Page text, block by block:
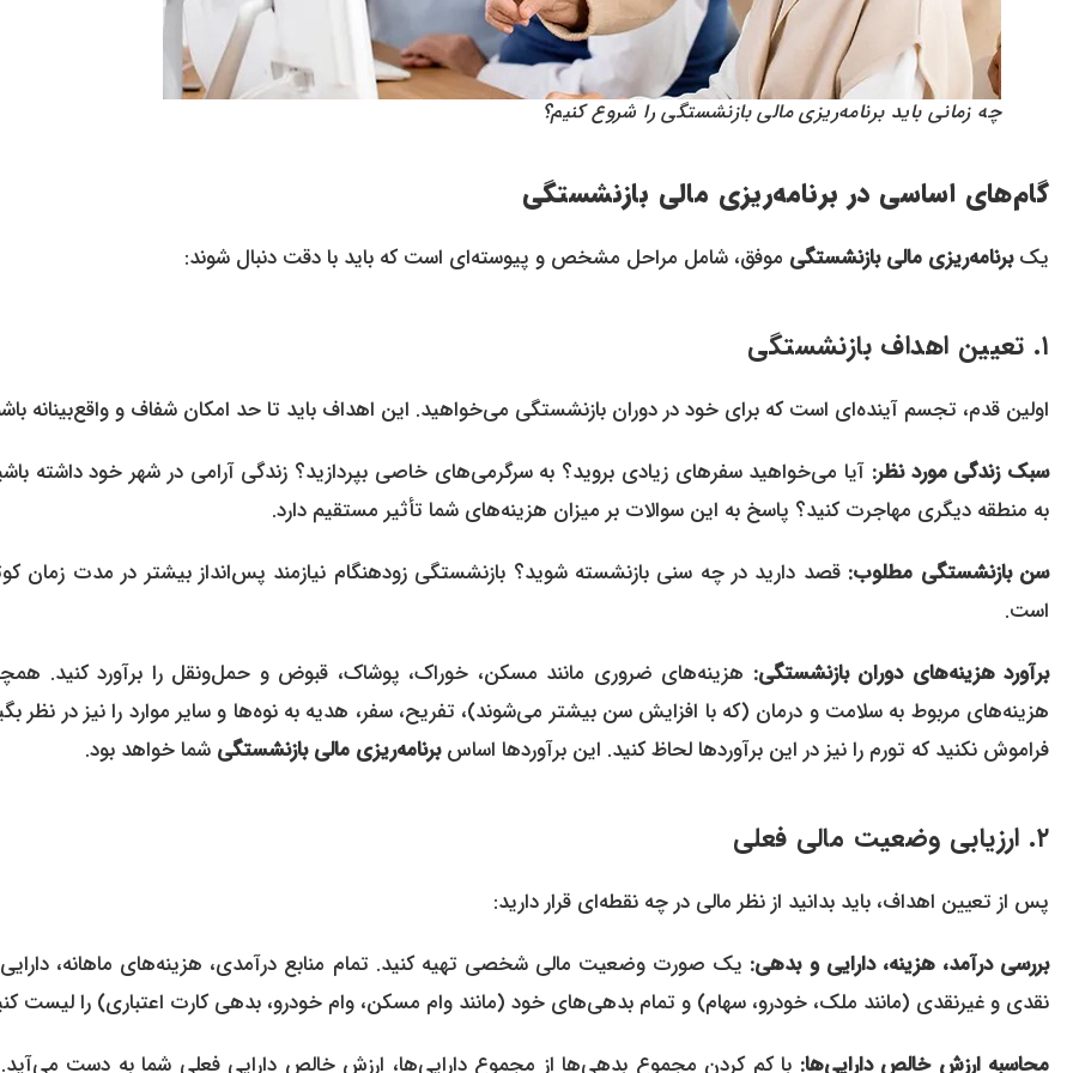
چه زمانی باید برنامه‌ریزی مالی بازنشستگی را شروع کنیم؟
گام‌های اساسی در برنامه‌ریزی مالی بازنشستگی
یکبرنامه‌ریزی مالی بازنشستگی موفق، شامل مراحل مشخص و پیوسته‌ای است که باید با دقت دنبال شوند:
۱. تعیین اهداف بازنشستگی
اولین قدم، تجسم آینده‌ای است که برای خود در دوران بازنشستگی می‌خواهید. این اهداف باید تا حد امکان شفاف و واقع‌بینانه
سبک زندگی مورد نظر: آیا می‌خواهید سفرهای زیادی بروید؟ به سرگرمی‌های خاصی بپردازید؟ زندگی آرامی در شهر خود داشته
به منطقه دیگری مهاجرت کنید؟ پاسخ به این سوالات بر میزان هزینه‌های شما تأثیر مستقیم دارد.
سن بازنشستگی مطلوب: قصد دارید در چه سنی بازنشسته شوید؟ بازنشستگی زودهنگام نیازمند پس‌انداز بیشتر در مدت زمان
است.
برآورد هزینه‌های دوران بازنشستگی: هزینه‌های ضروری مانند مسکن، خوراک، پوشاک، قبوض و حمل‌ونقل را برآورد کنید.
هزینه‌های مربوط به سلامت و درمان (که با افزایش سن بیشتر می‌شوند)، تفریح، سفر، هدیه به نوه‌ها و سایر موارد را نیز در نظر
فراموش نکنید که تورم را نیز در این برآوردها لحاظ کنید. این برآوردها اساسبرنامه‌ریزی مالی بازنشستگی شما خواهد بود.
۲. ارزیابی وضعیت مالی فعلی
پس از تعیین اهداف، باید بدانید از نظر مالی در چه نقطه‌ای قرار دارید:
بررسی درآمد، هزینه، دارایی و بدهی: یک صورت وضعیت مالی شخصی تهیه کنید. تمام منابع درآمدی، هزینه‌های ماهانه،
نقدی و غیرنقدی (مانند ملک، خودرو، سهام) و تمام بدهی‌های خود (مانند وام مسکن، وام خودرو، بدهی کارت اعتباری) را لیست
محاسبه ارزش خالص دارایی‌ها: با کم کردن مجموع بدهی‌ها از مجموع دارایی‌ها، ارزش خالص دارایی فعلی شما به دست